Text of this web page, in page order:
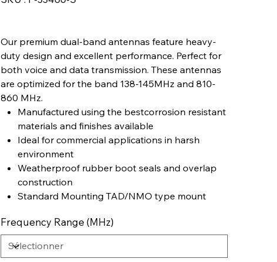
F-
Our premium dual-band antennas feature heavy-
duty design and excellent performance. Perfect for
both voice and data transmission. These antennas
are optimized for the band 138-145MHz and 810-
860 MHz.
Manufactured using the bestcorrosion resistant
materials and finishes available
Ideal for commercial applications in harsh
environment
Weatherproof rubber boot seals and overlap
construction
Standard Mounting TAD/NMO type mount
Frequency Range (MHz)